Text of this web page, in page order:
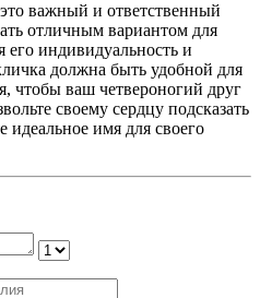
важный и ответственный
отличным вариантом для
индивидуальность и
должна быть удобной для
чтобы ваш четвероногий друг
своему сердцу подсказать
идеальное имя для своего